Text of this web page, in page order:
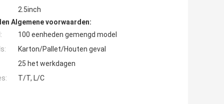
2.5inch
Algemene voorwaarden:
100 eenheden gemengd model
Karton/Pallet/Houten geval
25 het werkdagen
T/T, L/C